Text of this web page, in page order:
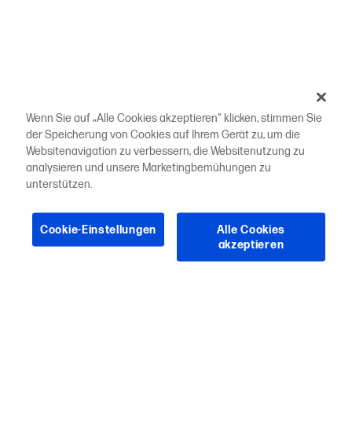
Wenn Sie auf „Alle Cookies akzeptieren“ klicken, stimmen Sie
der Speicherung von Cookies auf Ihrem Gerät zu, um die
Websitenavigation zu verbessern, die Websitenutzung zu
analysieren und unsere Marketingbemühungen zu
unterstützen.
Cookie-Einstellungen
Alle Cookies
akzeptieren